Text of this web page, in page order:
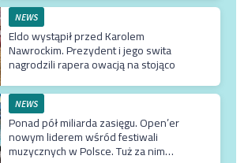
NEWS
Eldo wystąpił przed Karolem
Nawrockim. Prezydent i jego swita
nagrodzili rapera owacją na stojąco
NEWS
Ponad pół miliarda zasięgu. Open’er
nowym liderem wśród festiwali
muzycznych w Polsce. Tuż za nim